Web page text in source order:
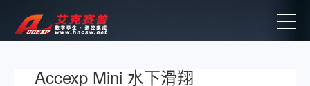
Accexp Mini 水下滑翔